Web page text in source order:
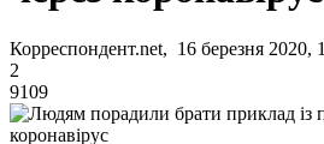
Корреспондент.net, 16 березня 2020,
2
9109